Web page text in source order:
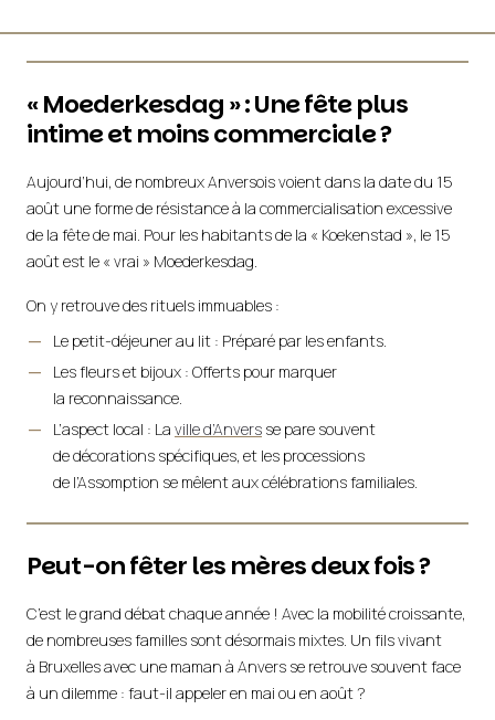
« Moederkesdag » : Une fête plus
intime et moins commerciale ?
Aujourd’hui, de nombreux Anversois voient dans la date du 15
août une forme de résistance à la commercialisation excessive
de la fête de mai. Pour les habitants de la « Koekenstad », le 15
août est le « vrai » Moederkesdag.
On y retrouve des rituels immuables :
Le petit-déjeuner au lit : Préparé par les enfants.
Les fleurs et bijoux : Offerts pour marquer
la reconnaissance.
L’aspect local : La ville d’Anvers se pare souvent
de décorations spécifiques, et les processions
de l’Assomption se mêlent aux célébrations familiales.
Peut-on fêter les mères deux fois ?
C’est le grand débat chaque année ! Avec la mobilité croissante,
de nombreuses familles sont désormais mixtes. Un fils vivant
à Bruxelles avec une maman à Anvers se retrouve souvent face
à un dilemme : faut-il appeler en mai ou en août ?